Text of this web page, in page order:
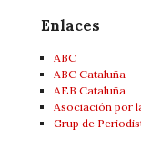
Enlaces
ABC
ABC Cataluña
AEB Cataluña
Asociación por
Grup de